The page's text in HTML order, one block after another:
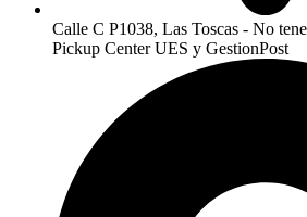
Calle C P1038, Las Toscas - No
Pickup Center UES y GestionPost